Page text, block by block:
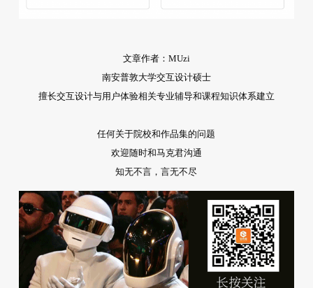
文章作者：MUzi
南安普敦大学交互设计硕士
擅长交互设计与用户体验相关专业辅导和课程知识体系建立
任何关于院校和作品集的问题
欢迎随时和马克君沟通
知无不言，言无不尽